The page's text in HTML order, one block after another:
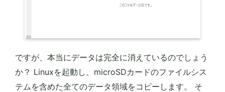
ですが、本当にデータは完全に消えているのでしょう
か？ Linuxを起動し、microSDカードのファイルシス
テムを含めた全てのデータ領域をコピーします。 そ